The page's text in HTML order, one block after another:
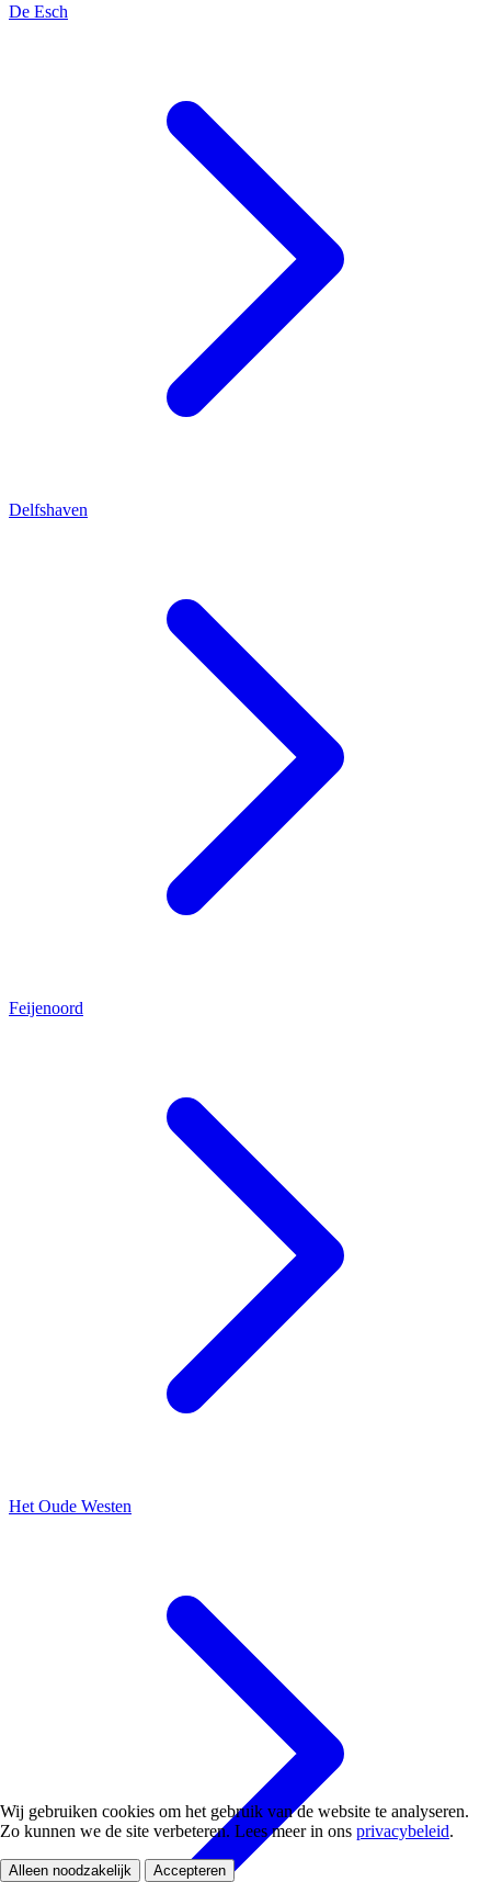
De Esch
Delfshaven
Feijenoord
Het Oude Westen
Wij gebruiken cookies om het gebruik van de website te analyseren.
Zo kunnen we de site verbeteren. Lees meer in ons privacybeleid.
Alleen noodzakelijk Accepteren